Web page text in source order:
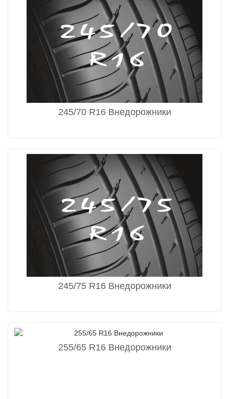
245/70 R16 Внедорожники
245/75 R16 Внедорожники
255/65 R16 Внедорожники